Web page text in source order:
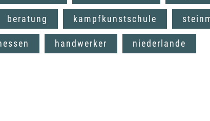
beratung kampfkunstschule
handwerker niederlande